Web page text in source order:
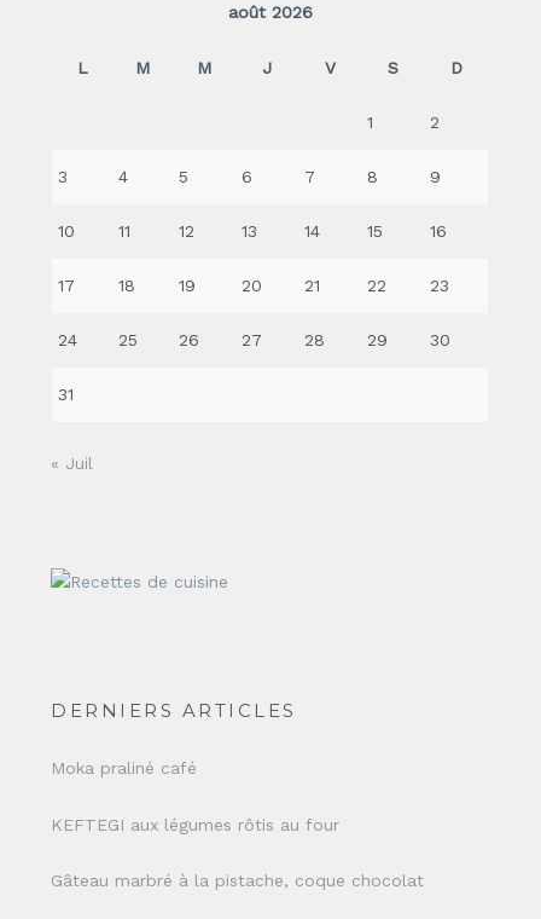
août 2026
L M M J V S D
1 2
3 4 5 6 7 8 9
10 11 12 13 14 15 16
17 18 19 20 21 22 23
24 25 26 27 28 29 30
31
« Juil
DERNIERS ARTICLES
Moka praliné café
KEFTEGI aux légumes rôtis au four
Gâteau marbré à la pistache, coque chocolat